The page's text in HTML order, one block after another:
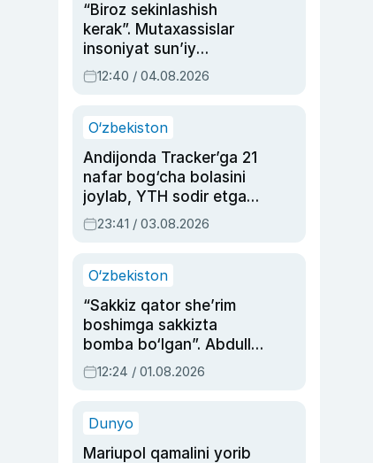
“Biroz sekinlashish
kerak”. Mutaxassislar
insoniyat sun’iy
intellektni boshqara
olmay qolishidan xavotir
12:40 / 04.08.2026
O‘zbekiston
Andijonda Tracker’ga 21
nafar bog‘cha bolasini
joylab, YTH sodir etgan
ayolga sud hukmi o‘qildi
23:41 / 03.08.2026
O‘zbekiston
“Sakkiz qator she’rim
boshimga sakkizta
bomba bo‘lgan”. Abdulla
Oripovni siyosiy
ayblovlardan asrab
12:24 / 01.08.2026
Dunyo
Mariupol qamalini yorib